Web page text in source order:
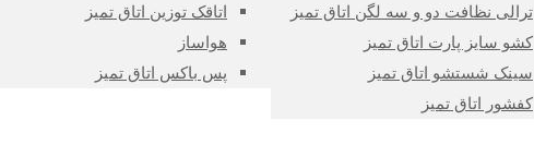
اتاقک توزین اتاق تمیز
هواساز
پس باکس اتاق تمیز
ترالی نظافت دو و سه لگن اتاق تمیز
کشو سایز پارت اتاق تمیز
سینک شستشو اتاق تمیز
کفشور اتاق تمیز